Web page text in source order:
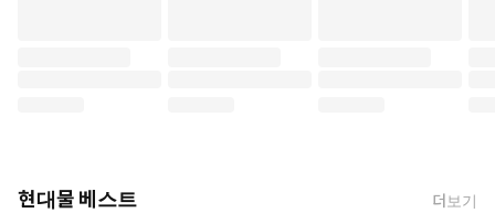
현대물 베스트 더보기